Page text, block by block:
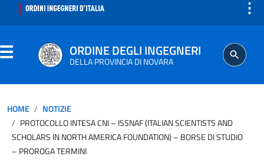
⋮
ORDINE DEGLI INGEGNERI
DELLA PROVINCIA DI NOVARA
SEGRETERIA
HOME
NOTIZIE
PROTOCOLLO INTESA CNI – ISSNAF (ITALIAN SCIENTISTS AND
SCHOLARS IN NORTH AMERICA FOUNDATION) – BORSE DI STUDIO
– PROROGA TERMINI